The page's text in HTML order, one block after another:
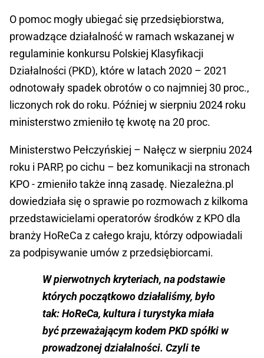
O pomoc mogły ubiegać się przedsiębiorstwa,
prowadzące działalność w ramach wskazanej w
regulaminie konkursu Polskiej Klasyfikacji
Działalności (PKD), które w latach 2020 – 2021
odnotowały spadek obrotów o co najmniej 30 proc.,
liczonych rok do roku. Później w sierpniu 2024 roku
ministerstwo zmieniło tę kwotę na 20 proc.
Ministerstwo Pełczyńskiej – Nałęcz w sierpniu 2024
roku i PARP, po cichu – bez komunikacji na stronach
KPO - zmieniło także inną zasadę. Niezależna.pl
dowiedziała się o sprawie po rozmowach z kilkoma
przedstawicielami operatorów środków z KPO dla
branży HoReCa z całego kraju, którzy odpowiadali
za podpisywanie umów z przedsiębiorcami.
W pierwotnych kryteriach, na podstawie
których początkowo działaliśmy, było
tak: HoReCa, kultura i turystyka miała
być przeważającym kodem PKD spółki w
prowadzonej działalności. Czyli te